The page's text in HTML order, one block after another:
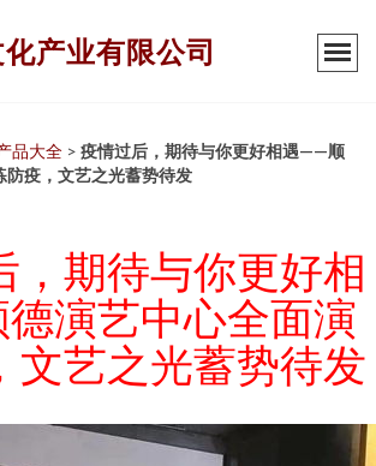
产业有限公司
品大全 > 疫情过后，期待与你更好相遇——顺
防疫，文艺之光蓄势待发
，期待与你更好相
演艺中心全面演
文艺之光蓄势待发